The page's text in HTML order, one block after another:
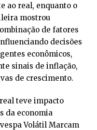
ao real, enquanto o
mostrou
de fatores
decisões
econômicos,
sinais de inflação,
de crescimento.
teve impacto
da economia
Volátil Marcam